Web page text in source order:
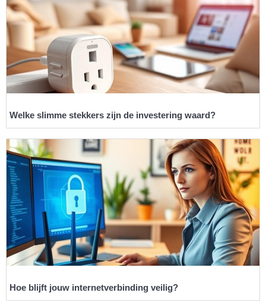
Welke slimme stekkers zijn de investering waard?
Hoe blijft jouw internetverbinding veilig?